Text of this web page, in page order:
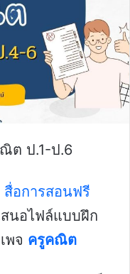
ต ป.1-ป.6
สื่อการสอนฟรี
นอไฟล์แบบฝึก
พจ ครูคณิต